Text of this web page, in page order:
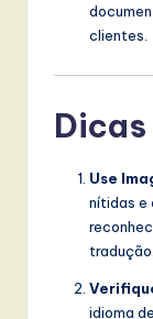
clientes.
Use
nítidas e
tradução.
idioma